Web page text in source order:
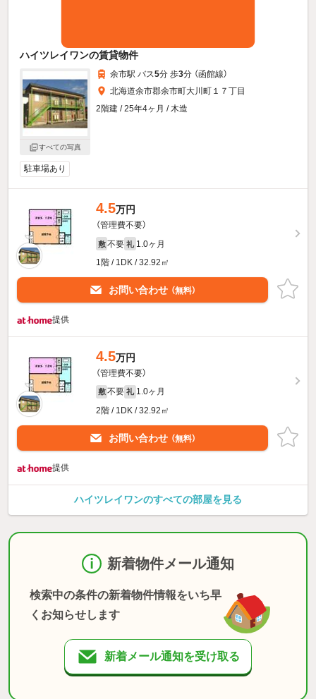
ハイツレイワンの賃貸物件
すべての写真
余市駅 バス5分 歩3分 （函館線）
北海道余市郡余市町大川町１７丁目
2階建 / 25年4ヶ月 / 木造
駐車場あり
4.5万円
（管理費不要）
敷 不要 礼 1.0ヶ月
1階 / 1DK / 32.92㎡
お問い合わせ （無料）
提供
4.5万円
（管理費不要）
敷 不要 礼 1.0ヶ月
2階 / 1DK / 32.92㎡
お問い合わせ （無料）
提供
ハイツレイワンのすべての部屋を見る
新着物件メール通知
検索中の条件の新着物件情報をいち早
くお知らせします
新着メール通知を受け取る